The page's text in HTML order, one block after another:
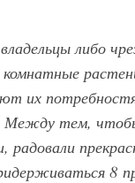
либо
их
Между тем,
радовали
8